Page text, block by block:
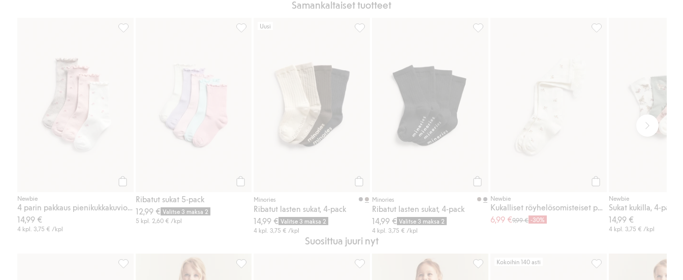
Samankaltaiset tuotteet
Newbie
4 parin pakkaus pienikukkakuvioisia sukkia
14,99 €
4 kpl. 3,75 € /kpl
Ribatut sukat 5-pack
12,99 € Valitse 3 maksa 2
5 kpl. 2,60 € /kpl
Uusi
Minories
Ribatut lasten sukat, 4-pack
14,99 € Valitse 3 maksa 2
4 kpl. 3,75 € /kpl
Minories
Ribatut lasten sukat, 4-pack
14,99 € Valitse 3 maksa 2
4 kpl. 3,75 € /kpl
Newbie
Kukalliset röyhelösomisteiset polvisukat
6,99 €9,99 € -30%
Newbie
Sukat kukilla, 4-pack
14,99 €
4 kpl. 3,75 € /kpl
Suosittua juuri nyt
Kukalliset röyhelösomisteiset polvisukat, Lisää suosikkeihinKudottu mansikkakuvioinen mekko, Lisää suosikkeihinRibatut sukat 5-pack, Lisää suosikkeihin
Kokoihin 140 asti
Kuviollinen uimapuku,